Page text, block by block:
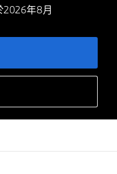
2026年8月